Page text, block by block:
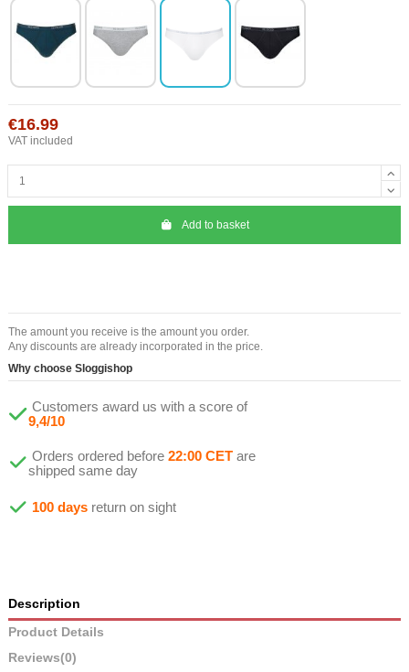
€16.99
VAT included
Add to basket
The amount you receive is the amount you order.
Any discounts are already incorporated in the price.
Why choose Sloggishop
Customers award us with a score of
9,4/10
Orders ordered before 22:00 CET are
shipped same day
100 days return on sight
Description
Product Details
Reviews(0)